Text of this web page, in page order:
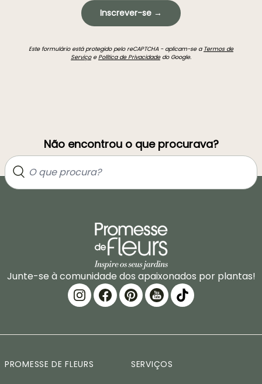
Inscrever-se →
Este formulário está protegido pelo reCAPTCHA - aplicam-se a Termos de
ServiçoePolítica de Privacidadedo Google.
Não encontrou o que procurava?
Junte-se à comunidade dos apaixonados por plantas!
PROMESSE DE FLEURS SERVIÇOS